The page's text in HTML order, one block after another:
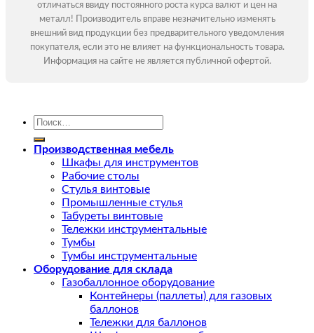
отличаться ввиду постоянного роста курса валют и цен на
металл! Производитель вправе незначительно изменять
внешний вид продукции без предварительного уведомления
покупателя, если это не влияет на функциональность товара.
Информация на сайте не является публичной офертой.
Искать:
Производственная мебель
Шкафы для инструментов
Рабочие столы
Стулья винтовые
Промышленные стулья
Табуреты винтовые
Тележки инструментальные
Тумбы
Тумбы инструментальные
Оборудование для склада
Газобаллонное оборудование
Контейнеры (паллеты) для газовых
баллонов
Тележки для баллонов